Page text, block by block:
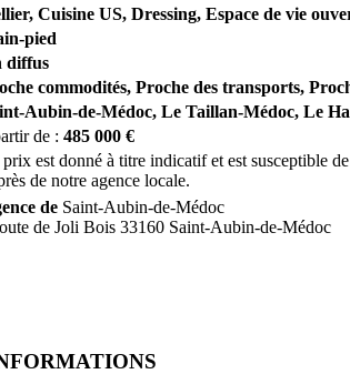
Cuisine US, Dressing, Espace de vie
pied
diffus
commodités, Proche des transports,
Aubin-de-Médoc, Le Taillan-Médoc, Le
de : 485 000 €
est donné à titre indicatif et est susceptible
de notre agence locale.
de Saint-Aubin-de-Médoc
de Joli Bois 33160 Saint-Aubin-de-Médoc